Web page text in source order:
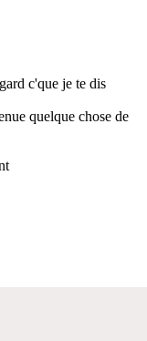
c'que je te dis
quelque chose de